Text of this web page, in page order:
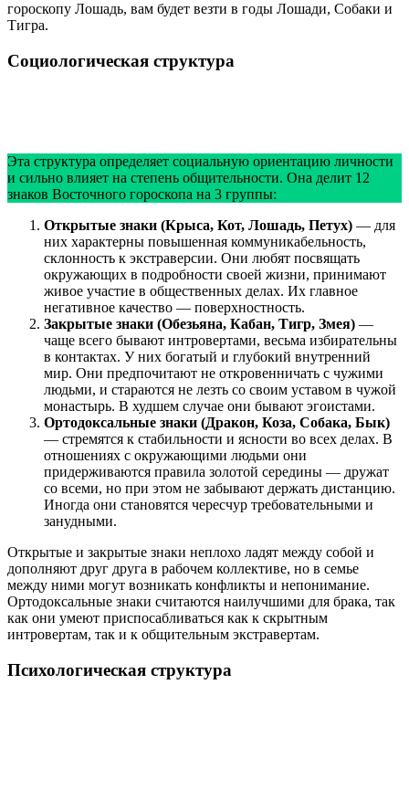
гороскопу Лошадь, вам будет везти в годы Лошади, Собаки и
Тигра.
Социологическая структура
Эта структура определяет социальную ориентацию личности
и сильно влияет на степень общительности. Она делит 12
знаков Восточного гороскопа на 3 группы:
Открытые знаки (Крыса, Кот, Лошадь, Петух) — для
них характерны повышенная коммуникабельность,
склонность к экстраверсии. Они любят посвящать
окружающих в подробности своей жизни, принимают
живое участие в общественных делах. Их главное
негативное качество — поверхностность.
Закрытые знаки (Обезьяна, Кабан, Тигр, Змея) —
чаще всего бывают интровертами, весьма избирательны
в контактах. У них богатый и глубокий внутренний
мир. Они предпочитают не откровенничать с чужими
людьми, и стараются не лезть со своим уставом в чужой
монастырь. В худшем случае они бывают эгоистами.
Ортодоксальные знаки (Дракон, Коза, Собака, Бык)
— стремятся к стабильности и ясности во всех делах. В
отношениях с окружающими людьми они
придерживаются правила золотой середины — дружат
со всеми, но при этом не забывают держать дистанцию.
Иногда они становятся чересчур требовательными и
занудными.
Открытые и закрытые знаки неплохо ладят между собой и
дополняют друг друга в рабочем коллективе, но в семье
между ними могут возникать конфликты и непонимание.
Ортодоксальные знаки считаются наилучшими для брака, так
как они умеют приспосабливаться как к скрытным
интровертам, так и к общительным экстравертам.
Психологическая структура